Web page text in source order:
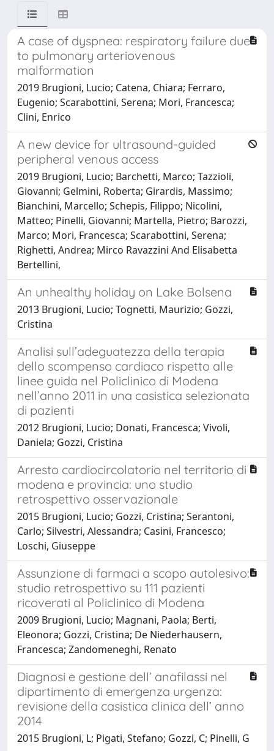
A case of dyspnea: respiratory failure due
to pulmonary arteriovenous
malformation
2019 Brugioni, Lucio; Catena, Chiara; Ferraro,
Eugenio; Scarabottini, Serena; Mori, Francesca;
Clini, Enrico
A new device for ultrasound-guided
peripheral venous access
2019 Brugioni, Lucio; Barchetti, Marco; Tazzioli,
Giovanni; Gelmini, Roberta; Girardis, Massimo;
Bianchini, Marcello; Schepis, Filippo; Nicolini,
Matteo; Pinelli, Giovanni; Martella, Pietro; Barozzi,
Marco; Mori, Francesca; Scarabottini, Serena;
Righetti, Andrea; Mirco Ravazzini And Elisabetta
Bertellini,
An unhealthy holiday on Lake Bolsena
2013 Brugioni, Lucio; Tognetti, Maurizio; Gozzi,
Cristina
Analisi sull’adeguatezza della terapia
dello scompenso cardiaco rispetto alle
linee guida nel Policlinico di Modena
nell’anno 2011 in una casistica selezionata
di pazienti
2012 Brugioni, Lucio; Donati, Francesca; Vivoli,
Daniela; Gozzi, Cristina
Arresto cardiocircolatorio nel territorio di
modena e provincia: uno studio
retrospettivo osservazionale
2015 Brugioni, Lucio; Gozzi, Cristina; Serantoni,
Carlo; Silvestri, Alessandra; Casini, Francesco;
Loschi, Giuseppe
Assunzione di farmaci a scopo autolesivo:
studio retrospettivo su 111 pazienti
ricoverati al Policlinico di Modena
2009 Brugioni, Lucio; Magnani, Paola; Berti,
Eleonora; Gozzi, Cristina; De Niederhausern,
Francesca; Zandomeneghi, Renato
Diagnosi e gestione dell’ anafilassi nel
dipartimento di emergenza urgenza:
revisione della casistica clinica dell’ anno
2014
2015 Brugioni, L; Pigati, Stefano; Gozzi, C; Pinelli, G